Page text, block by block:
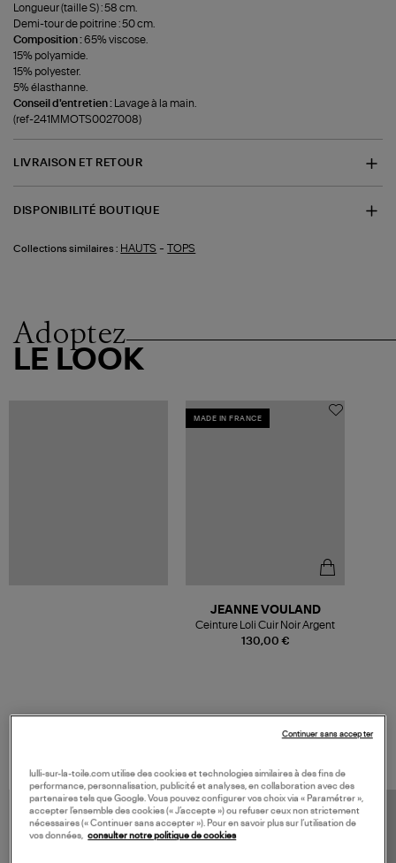
Longueur (taille S) : 58 cm.
Demi-tour de poitrine : 50 cm.
Composition :65% viscose.
15% polyamide.
15% polyester.
5% élasthanne.
Conseil d'entretien :
Lavage à la main.
(ref-241MMOTS0027008)
LIVRAISON ET RETOUR
DISPONIBILITÉ BOUTIQUE
Collections similaires : HAUTS - TOPS
Adoptez
LE LOOK
MADE IN FRANCE
130,00 €
JEANNE VOULAND
Ceinture Loli Cuir Noir Argent
lulli-sur-la-toile.com utilise des cookies et technologies similaires à des fins de
performance, personnalisation, publicité et analyses, en collaboration avec des
partenaires tels que Google. Vous pouvez configurer vos choix via « Paramétrer »,
accepter l’ensemble des cookies (« J’accepte ») ou refuser ceux non strictement
nécessaires (« Continuer sans accepter »). Pour en savoir plus sur l’utilisation de
vos données, consulter notre politique de cookies
Continuer sans accepter